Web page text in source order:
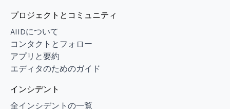
プロジェクトとコミュニティ
AIIDについて
コンタクトとフォロー
アプリと要約
エディタのためのガイド
インシデント
全インシデントの一覧